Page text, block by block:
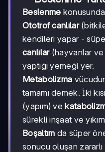
Beslenme konusunda
Ototrof canlılar
kendileri yapar -
canlılar(hayvanlar ve
yaptığı yemeği yer.
Metabolizma
tamamı demek. İki
(yapım) ve
sürekli inşaat ve
Boşaltım da süper
sonucu oluşan zararlı